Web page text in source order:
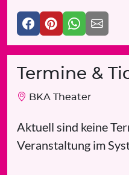
Termine &
BKA Theater
Aktuell sind keine
Veranstaltung im